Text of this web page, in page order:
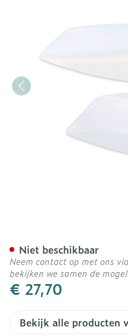
€ 27,70
Niet beschikbaar
Neem contact op met ons
bekijken we samen de
Bekijk alle producten